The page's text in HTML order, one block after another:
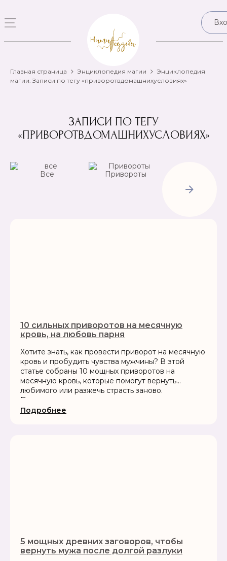
Главная страница Энциклопедия магии
Энциклопедия
магии. Записи по тегу «приворотвдомашнихусловиях»
ЗАПИСИ ПО ТЕГУ
«ПРИВОРОТВДОМАШНИХУСЛОВИЯХ»
Все
Привороты
Рассорки
10 сильных приворотов на месячную
кровь, на любовь парня
Хотите знать, как провести приворот на месячную
кровь и пробудить чувства мужчины? В этой
статье собраны 10 мощных приворотов на
месячную кровь, которые помогут вернуть
любимого или разжечь страсть заново.
Пошаговые инструкции, заговоры и советы
экспертов портала «Нити Судьбы»
Подробнее
5 мощных древних заговоров, чтобы
вернуть мужа после долгой разлуки